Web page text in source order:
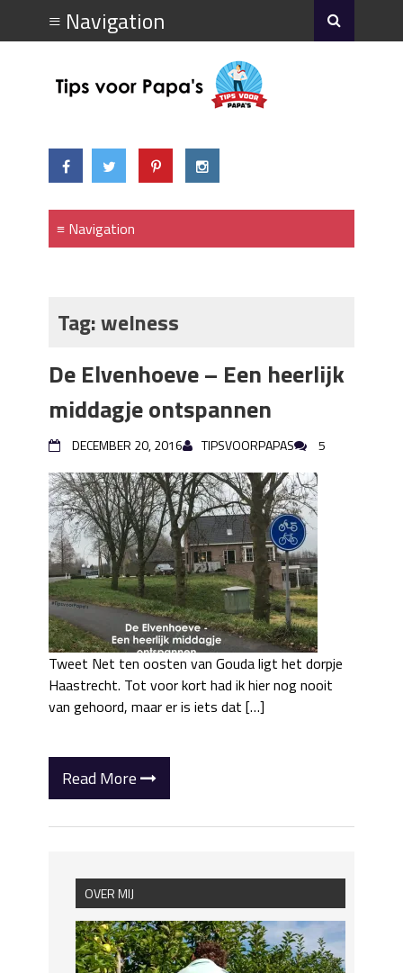
Tag:welness
De Elvenhoeve – Een heerlijk
middagje ontspannen
DECEMBER 20, 2016 TIPSVOORPAPAS 5
Tweet Net ten oosten van Gouda ligt het dorpje
Haastrecht. Tot voor kort had ik hier nog nooit
van gehoord, maar er is iets dat […]
Read More
OVER MIJ